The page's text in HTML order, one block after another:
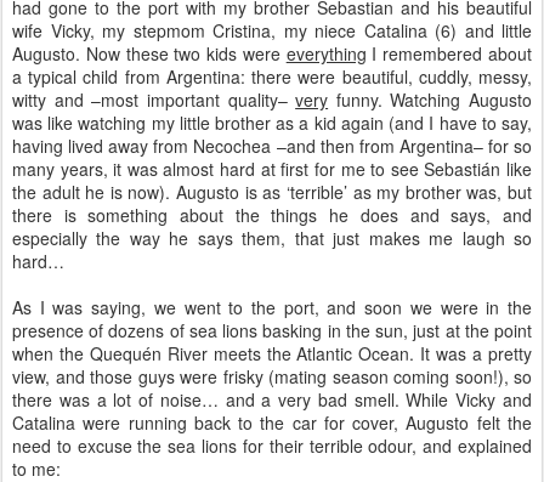
had gone to the port with my brother Sebastian and his beautiful
wife Vicky, my stepmom Cristina, my niece Catalina (6) and little
Augusto. Now these two kids were everything I remembered about
a typical child from Argentina: there were beautiful, cuddly, messy,
witty and –most important quality–very funny. Watching Augusto
was like watching my little brother as a kid again (and I have to say,
having lived away from Necochea –and then from Argentina– for so
many years, it was almost hard at first for me to see Sebastián like
the adult he is now). Augusto is as ‘terrible’ as my brother was, but
there is something about the things he does and says, and
especially the way he says them, that just makes me laugh so
hard…
As I was saying, we went to the port, and soon we were in the
presence of dozens of sea lions basking in the sun, just at the point
when the Quequén River meets the Atlantic Ocean. It was a pretty
view, and those guys were frisky (mating season coming soon!), so
there was a lot of noise… and a very bad smell. While Vicky and
Catalina were running back to the car for cover, Augusto felt the
need to excuse the sea lions for their terrible odour, and explained
to me: